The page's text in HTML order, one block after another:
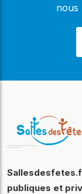
nous
publiques et